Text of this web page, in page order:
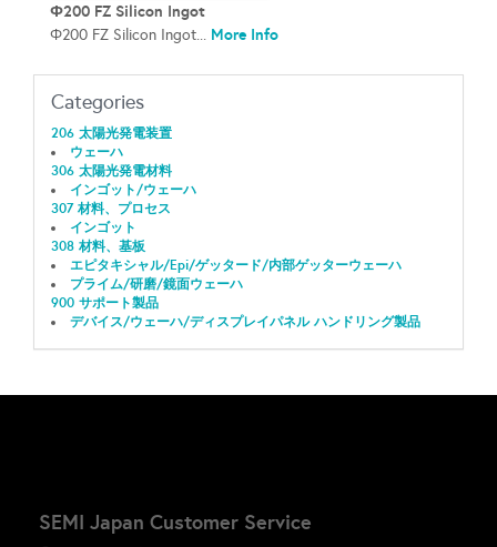
Φ200 FZ Silicon Ingot
Φ200 FZ Silicon Ingot... More Info
Categories
206 太陽光発電装置
ウェーハ
306 太陽光発電材料
インゴット/ウェーハ
307 材料、プロセス
インゴット
308 材料、基板
エピタキシャル/Epi/ゲッタード/内部ゲッターウェーハ
プライム/研磨/鏡面ウェーハ
900 サポート製品
デバイス/ウェーハ/ディスプレイパネル ハンドリング製品
SEMI Japan Customer Service